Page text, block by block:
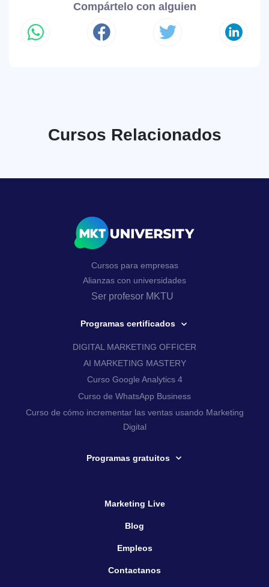
Compártelo con alguien
Cursos Relacionados
Cursos para empresas
Alianzas con universidades
Ser profesor MKTU
Programas certificados
DIGITAL MARKETING OFFICER
AI MARKETING MASTERY
Curso Google Analytics 4
Curso de WhatsApp Business
Curso de cómo incrementar las ventas usando Marketing
Digital
Programas gratuitos
Marketing Live
Blog
Empleos
Contactanos